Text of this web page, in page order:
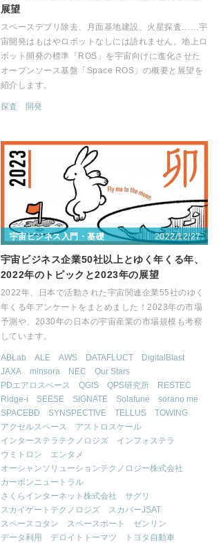
展望
スペースデブリ除去、月面基地建設、火星探査……宇
宙開発はもはやロボットなしには語れません。地上ロ
ボット開発の標準「ROS」を宇宙向けに進化させた
オープンソース基盤「Space ROS」の概要と展望を
紹介します。
探査 開発
宇宙ビジネス入門・基礎 2022/12/27
宇宙ビジネス企業50社以上とゆく年くる年、
2022年のトピックと2023年の展望
2022年、日本で活動された宇宙関連企業55社のゆく
年くる年アンケートをまとめました！2023年の市場
予測や、2030年の日本の宇宙産業の市場規模も考察
しています。
ABLab ALE AWS DATAFLUCT
DigitalBlast
JAXA
minsora NEC
Our Stars
PDエアロスペース
QGIS QPS研究所
RESTEC
Ridge-i
SEESE SIGNATE Solafune
sorano me
SPACEBD
SYNSPECTIVE TELLUS
TOWING
アクセルスペース
アストロスケール
インターステラテクノロジズ
インフォステラ
ウミトロン
エンタメ
オーシャンソリューションテクノロジー株式会社
カーボンニュートラル
さくらインターネット株式会社
サグリ
スカイゲートテクノロジズ
スカパーJSAT
スペースコタン
スペースポート
ゼンリン
データ利用
デロイトトーマツ
トヨタ自動車